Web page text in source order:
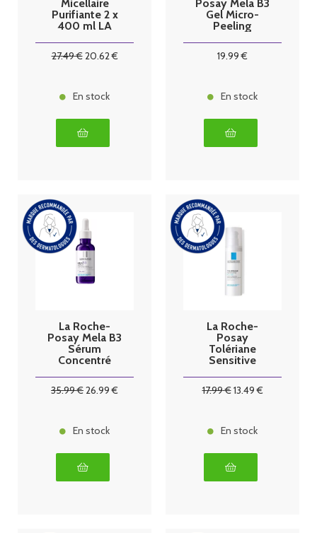
Micellaire
Purifiante 2 x
400 ml LA
27.49€20.62€
En stock
Posay Mela B3
Gel Micro-
Peeling
19.99 €
En stock
La Roche-
Posay Mela B3
Sérum
Concentré
35.99€26.99 €
En stock
La Roche-
Posay
Tolériane
Sensitive
17.99€13.49€
En stock